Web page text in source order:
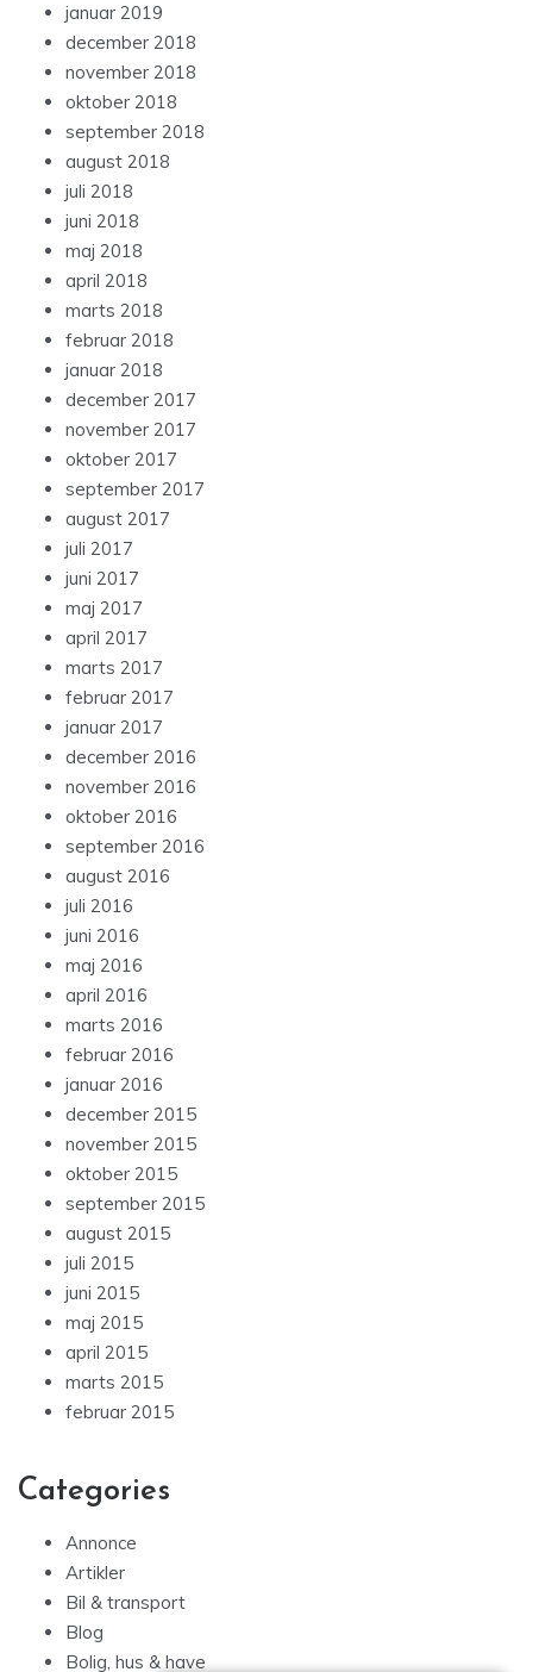
januar 2019
december 2018
november 2018
oktober 2018
september 2018
august 2018
juli 2018
juni 2018
maj 2018
april 2018
marts 2018
februar 2018
januar 2018
december 2017
november 2017
oktober 2017
september 2017
august 2017
juli 2017
juni 2017
maj 2017
april 2017
marts 2017
februar 2017
januar 2017
december 2016
november 2016
oktober 2016
september 2016
august 2016
juli 2016
juni 2016
maj 2016
april 2016
marts 2016
februar 2016
januar 2016
december 2015
november 2015
oktober 2015
september 2015
august 2015
juli 2015
juni 2015
maj 2015
april 2015
marts 2015
februar 2015
Categories
Annonce
Artikler
Bil & transport
Blog
Bolig, hus & have